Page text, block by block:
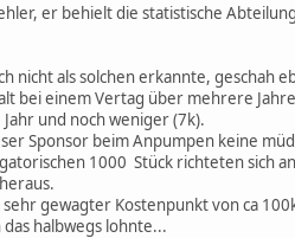
er behielt die statistische
nicht als solchen erkannte, geschah
bei einem Vertag über mehrere
und noch weniger (7k).
Sponsor beim Anpumpen keine
1000 Stück richteten sich
gewagter Kostenpunkt von ca
halbwegs lohnte...